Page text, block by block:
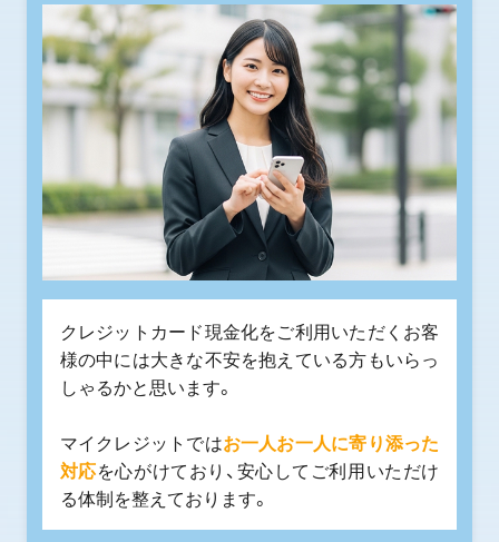
クレジットカード現金化をご利用いただくお客
様の中には大きな不安を抱えている方もいらっ
しゃるかと思います。
マイクレジットではお一人お一人に寄り添った
対応を心がけており、安心してご利用いただけ
る体制を整えております。